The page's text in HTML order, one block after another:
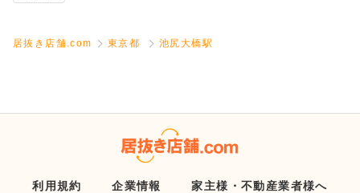
居抜き店舗.com 東京都 池尻大橋駅
利用規約 企業情報
家主様・不動産業者様へ